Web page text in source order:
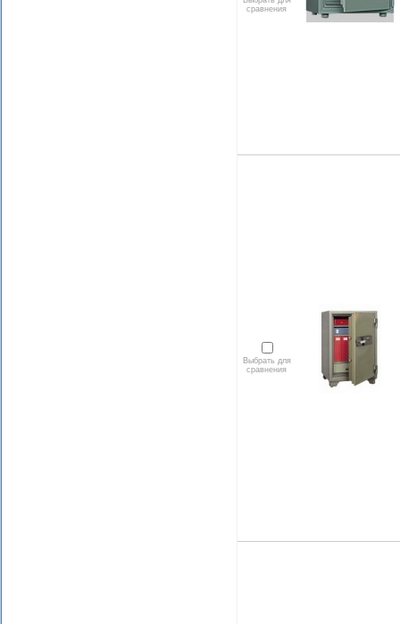
сравнения
Выбрать для
сравнения